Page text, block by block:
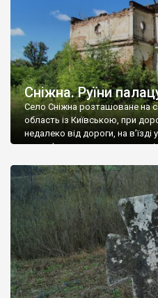
Сніжна. Руїни
Село Сніжна розташоване на
область із Київською, при
недалеко від дороги, на в’їзді
рельєфне пано, яке показує
не видно, але видно дві